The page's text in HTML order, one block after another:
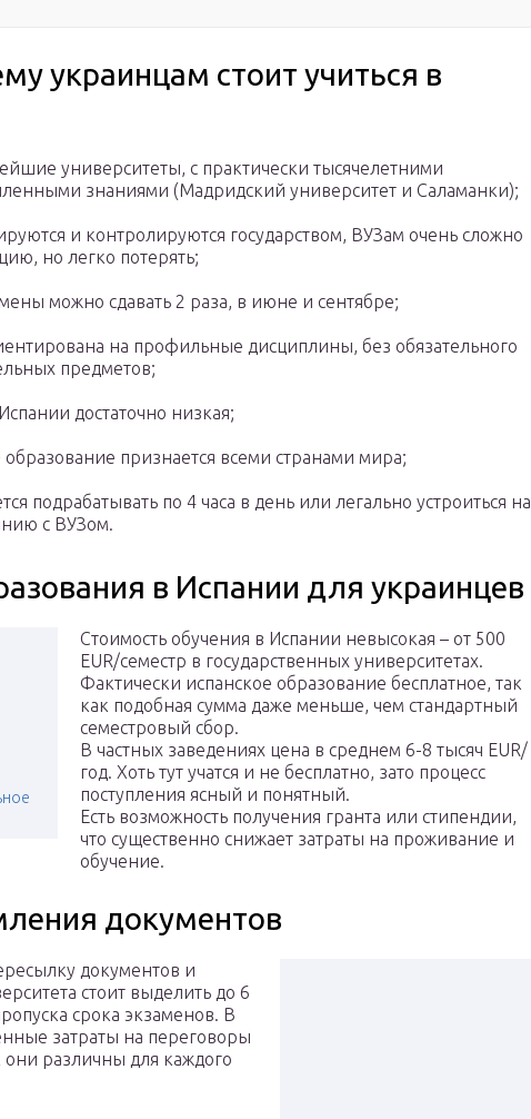
украинцам стоит учиться в
университеты, с практически тысячелетними
знаниями (Мадридский университет и Саламанки);
и контролируются государством, ВУЗам очень сложно
но легко потерять;
можно сдавать 2 раза, в июне и сентябре;
на профильные дисциплины, без обязательного
предметов;
достаточно низкая;
признается всеми странами мира;
подрабатывать по 4 часа в день или легально устроиться на
с ВУЗом.
в Испании для украинцев
Стоимость обучения в Испании невысокая – от 500
EUR/семестр в государственных университетах.
Фактически испанское образование бесплатное, так
как подобная сумма даже меньше, чем стандартный
семестровый сбор.
В частных заведениях цена в среднем 6-8 тысяч EUR/
год. Хоть тут учатся и не бесплатно, зато процесс
поступления ясный и понятный.
Есть возможность получения гранта или стипендии,
что существенно снижает затраты на проживание и
обучение.
документов
документов и
стоит выделить до 6
срока экзаменов. В
затраты на переговоры
они различны для каждого